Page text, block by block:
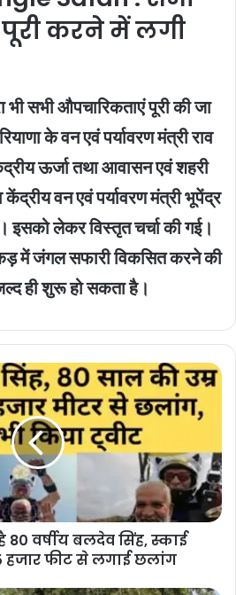
करने में लगी
भी सभी औपचारिकताएं पूरी की जा
के वन एवं पर्यावरण मंत्री राव
ऊर्जा तथा आवासन एवं शहरी
केंद्रीय वन एवं पर्यावरण मंत्री भूपेंद्र
इसको लेकर विस्तृत चर्चा की गई।
में जंगल सफारी विकसित करने की
ही शुरू हो सकता है।
80 वर्षीय बलदेव सिंह, स्काई
हजार फीट से लगाई छलांग